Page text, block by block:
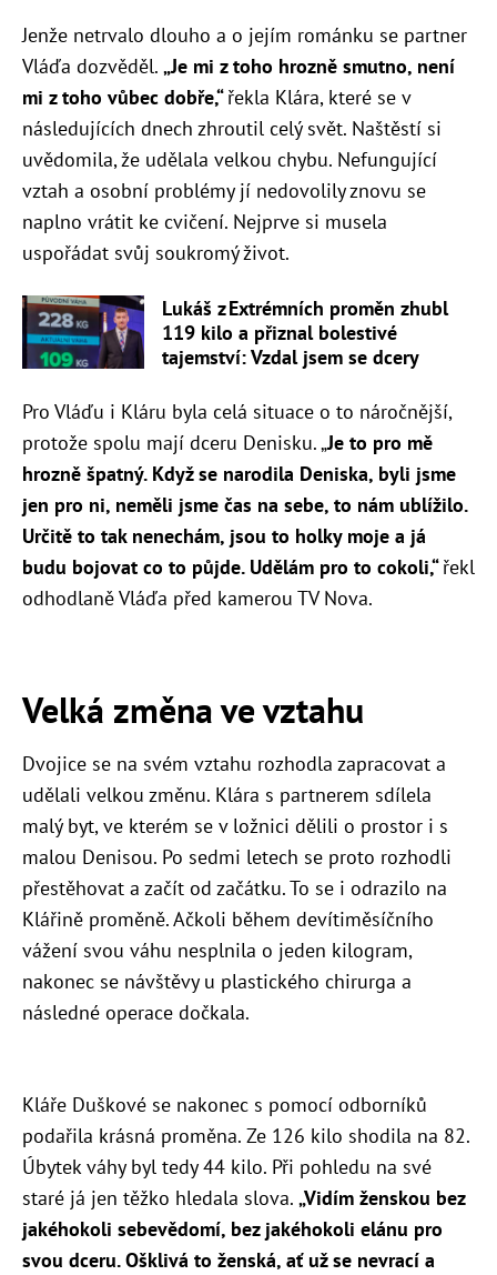
Jenže netrvalo dlouho a o jejím románku se partner
Vláďa dozvěděl. „Je mi z toho hrozně smutno, není
mi z toho vůbec dobře,“řekla Klára, které se v
následujících dnech zhroutil celý svět. Naštěstí si
uvědomila, že udělala velkou chybu. Nefungující
vztah a osobní problémy jí nedovolily znovu se
naplno vrátit ke cvičení. Nejprve si musela
uspořádat svůj soukromý život.
Lukáš z Extrémních proměn zhubl
119 kilo a přiznal bolestivé
tajemství: Vzdal jsem se dcery
Pro Vláďu i Kláru byla celá situace o to náročnější,
protože spolu mají dceru Denisku. „Je to pro mě
hrozně špatný. Když se narodila Deniska, byli jsme
jen pro ni, neměli jsme čas na sebe, to nám ublížilo.
Určitě to tak nenechám, jsou to holky moje a já
budu bojovat co to půjde. Udělám pro to cokoli,“řekl
odhodlaně Vláďa před kamerou TV Nova.
Velká změna ve vztahu
Dvojice se na svém vztahu rozhodla zapracovat a
udělali velkou změnu. Klára s partnerem sdílela
malý byt, ve kterém se v ložnici dělili o prostor i s
malou Denisou. Po sedmi letech se proto rozhodli
přestěhovat a začít od začátku. To se i odrazilo na
Klářině proměně. Ačkoli během devítiměsíčního
vážení svou váhu nesplnila o jeden kilogram,
nakonec se návštěvy u plastického chirurga a
následné operace dočkala.
Kláře Duškové se nakonec s pomocí odborníků
podařila krásná proměna. Ze 126 kilo shodila na 82.
Úbytek váhy byl tedy 44 kilo. Při pohledu na své
staré já jen těžko hledala slova. „Vidím ženskou bez
jakéhokoli sebevědomí, bez jakéhokoli elánu pro
svou dceru. Ošklivá to ženská, ať už se nevrací a